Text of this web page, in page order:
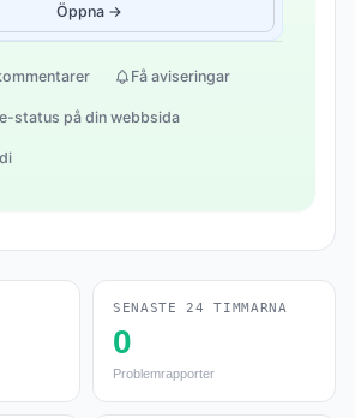
Öppna →
Få aviseringar
status på din webbsida
SENASTE 24 TIMMARNA
0
Problemrapporter